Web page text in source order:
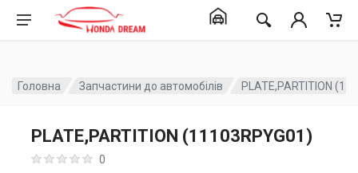
Головна Запчастини до автомобілів PLATE,PARTITION
PLATE,PARTITION (11103RPYG01)
0